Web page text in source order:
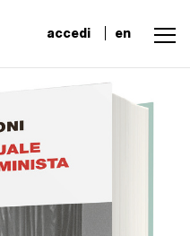
accedi en